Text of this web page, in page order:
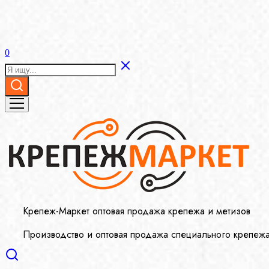
0
Крепеж-Маркет оптовая продажа крепежа и метизов
Производство и оптовая продажа специального